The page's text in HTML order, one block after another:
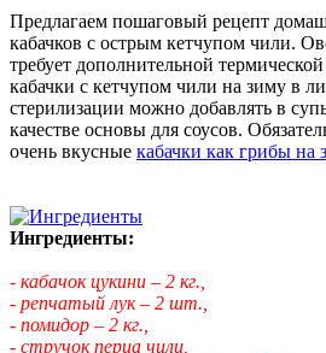
Предлагаем пошаговый рецепт
кабачков с острым кетчупом чили.
требует дополнительной
кабачки с кетчупом чили на зиму в
стерилизации можно добавлять в
качестве основы для соусов.
очень вкусные кабачки как грибы на
Ингредиенты:
- кабачок цукини – 2 кг.,
- репчатый лук – 2 шт.,
- помидор – 2 кг.,
- стручок перца чили,